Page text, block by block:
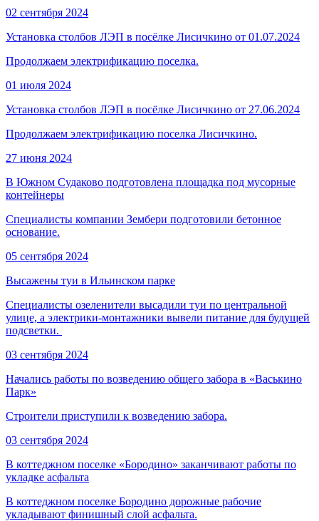
02 сентября 2024
Установка столбов ЛЭП в посёлке Лисичкино от 01.07.2024
Продолжаем электрификацию поселка.
01 июля 2024
Установка столбов ЛЭП в посёлке Лисичкино от 27.06.2024
Продолжаем электрификацию поселка Лисичкино.
27 июня 2024
В Южном Судаково подготовлена площадка под мусорные
контейнеры
Специалисты компании Зембери подготовили бетонное
основание.
05 сентября 2024
Высажены туи в Ильинском парке
Специалисты озеленители высадили туи по центральной
улице, а электрики-монтажники вывели питание для будущей
подсветки.
03 сентября 2024
Начались работы по возведению общего забора в «Васькино
Парк»
Строители приступили к возведению забора.
03 сентября 2024
В коттеджном поселке «Бородино» заканчивают работы по
укладке асфальта
В коттеджном поселке Бородино дорожные рабочие
укладывают финишный слой асфальта.